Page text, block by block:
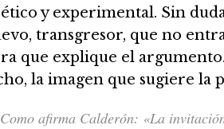
y experimental. Sin
transgresor, que no
que explique el
la imagen que sugiere la
Como afirma Calderón: «La